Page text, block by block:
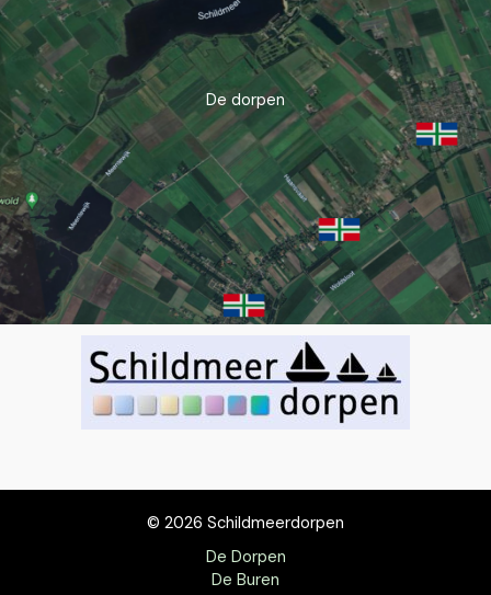
De dorpen
© 2026 Schildmeerdorpen
De Dorpen
De Buren